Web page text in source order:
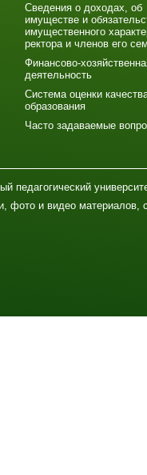
Сведения о доходах, об
имуществе и
имущественного
ректора и членов его
Финансово-
деятельность
Система оценки
образования
Часто задаваемые
педагогический
фото и видео материалов,